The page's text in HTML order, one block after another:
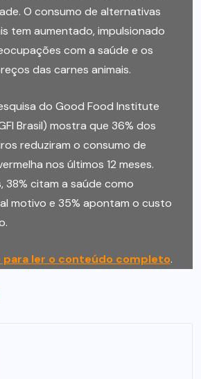
O consumo de alternativas
tem aumentado, impulsionado
com a saúde e os
das carnes animais.
do Good Food Institute
Brasil) mostra que 36% dos
reduziram o consumo de
nos últimos 12 meses.
38% citam a saúde como
motivo e 35% apontam o custo
para ler o conteúdo completo.